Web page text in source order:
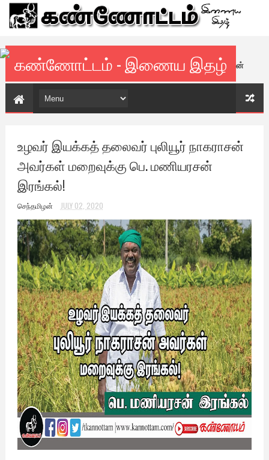
கண்ணோட்டம் - இணைய இதழ்
ஆசிரியர் :பெ. மணியரசன்| இணையாசிரியர் : கி. வெங்கட்ராமன்
உழவர் இயக்கத் தலைவர் புலியூர் நாகராசன்
அவர்கள் மறைவுக்கு பெ. மணியரசன்
இரங்கல்!
செந்தமிழன் JULY 02, 2020